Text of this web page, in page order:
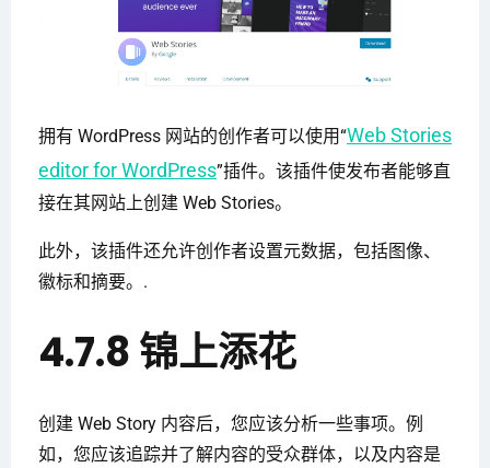
拥有 WordPress 网站的创作者可以使用“Web Stories
editor for WordPress”插件。该插件使发布者能够直
接在其网站上创建 Web Stories。
此外，该插件还允许创作者设置元数据，包括图像、
徽标和摘要。.
4.7.8 锦上添花
创建 Web Story 内容后，您应该分析一些事项。例
如，您应该追踪并了解内容的受众群体，以及内容是